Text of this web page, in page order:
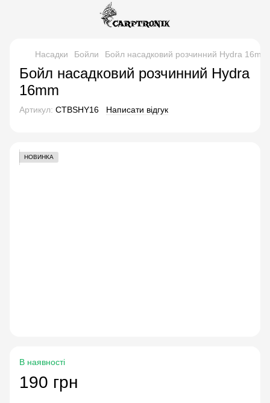
Насадки Бойли Бойл насадковий розчинний Hydra 16mm
Бойл насадковий розчинний Hydra
16mm
Артикул: CTBSHY16 Написати відгук
НОВИНКА
В наявності
190 грн